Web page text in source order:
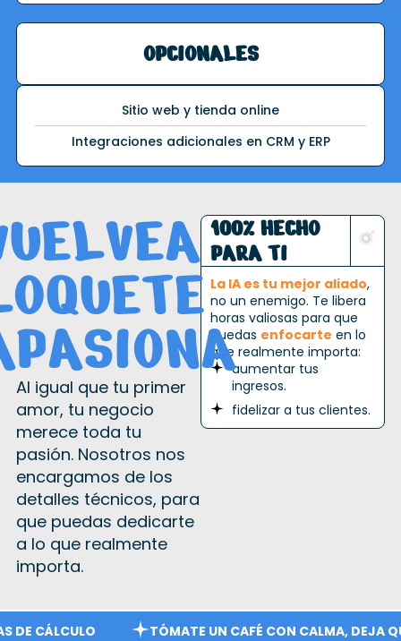
OPCIONALES
Sitio web y tienda online
Integraciones adicionales en CRM y ERP
UELVEA
OQUETE
PASIONA
Al igual que tu primer
amor, tu negocio
merece toda tu
pasión. Nosotros nos
encargamos de los
detalles técnicos, para
que puedas dedicarte
a lo que realmente
importa.
100% HECHO
PARA TI
La IA es tu mejor aliado,
no un enemigo. Te libera
horas valiosas para que
puedas enfocarte en lo
que realmente importa:
aumentar tus
ingresos.
fidelizar a tus clientes.
CÁLCULO TÓMATE UN CAFÉ CON CALMA, DEJA QUE